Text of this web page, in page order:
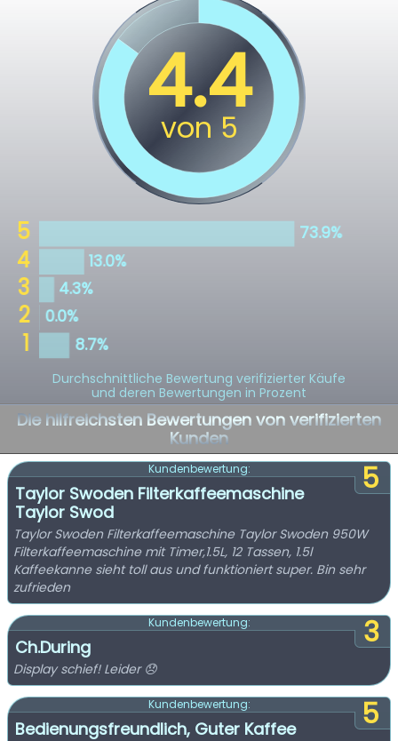
Durchschnittliche Bewertung verifizierter Käufe
und deren Bewertungen in Prozent
Die hilfreichsten Bewertungen von verifizierten
Kunden
5
Kundenbewertung:
Taylor Swoden Filterkaffeemaschine
Taylor Swod
Taylor Swoden Filterkaffeemaschine Taylor Swoden 950W
Filterkaffeemaschine mit Timer,1.5L, 12 Tassen, 1.5l
Kaffeekanne sieht toll aus und funktioniert super. Bin sehr
zufrieden
3
Kundenbewertung:
Ch.During
Display schief! Leider 😞
5
Kundenbewertung:
Bedienungsfreundlich, Guter Kaffee